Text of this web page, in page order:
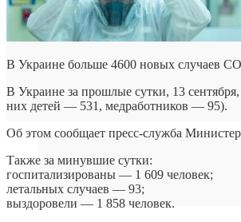
В Украине больше 4600 новых случаев
В Украине за прошлые сутки, 13
них детей — 531, медработников — 95).
Об этом сообщает пресс-служба
Также за минувшие сутки:
госпитализированы — 1 609 человек;
летальных случаев — 93;
выздоровели — 1 858 человек.